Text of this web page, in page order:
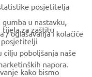
posebnim
toga
posjetitelja
tijela za zaštitu
posjetitelji
poboljšanja naše
napora.
u nastavku,
/ oglašavanja i kolačiće
kako bismo